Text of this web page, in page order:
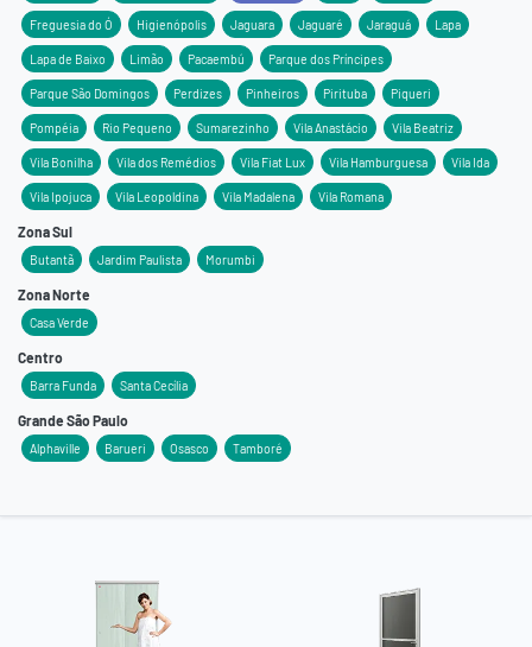
Freguesia do Ó Higienópolis Jaguara Jaguaré Jaraguá Lapa
Lapa de Baixo Limão Pacaembú Parque dos Príncipes
Parque São Domingos Perdizes Pinheiros Pirituba Piqueri
Pompéia Rio Pequeno Sumarezinho Vila Anastácio Vila Beatriz
Vila Bonilha Vila dos Remédios Vila Fiat Lux Vila Hamburguesa Vila Ida
Vila Ipojuca Vila Leopoldina Vila Madalena Vila Romana
Zona Sul
Butantã Jardim Paulista Morumbi
Zona Norte
Casa Verde
Centro
Barra Funda Santa Cecília
Grande São Paulo
Alphaville Barueri Osasco Tamboré